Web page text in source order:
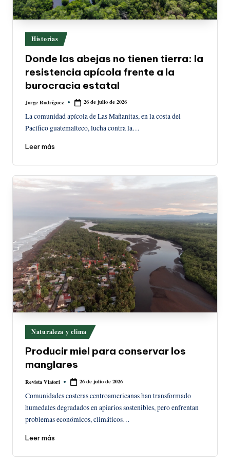
Publicado
en
Historias
Donde las abejas no tienen tierra: la
resistencia apícola frente a la
burocracia estatal
Publicado
Jorge Rodríguez 26 de julio de 2026
La comunidad apícola de Las Mañanitas, en la costa del
Pacífico guatemalteco, lucha contra la…
Leer más
Publicado
en
Naturaleza y clima
Producir miel para conservar los
manglares
Publicado
Revista Viatori 26 de julio de 2026
Comunidades costeras centroamericanas han transformado
humedales degradados en apiarios sostenibles, pero enfrentan
problemas económicos, climáticos…
Leer más